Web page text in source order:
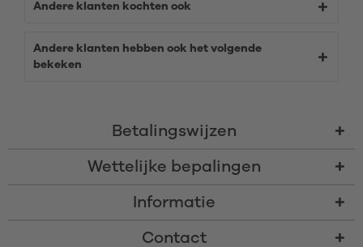
Andere klanten kochten ook
Andere klanten hebben ook het volgende
bekeken
Betalingswijzen
Wettelijke bepalingen
Informatie
Contact